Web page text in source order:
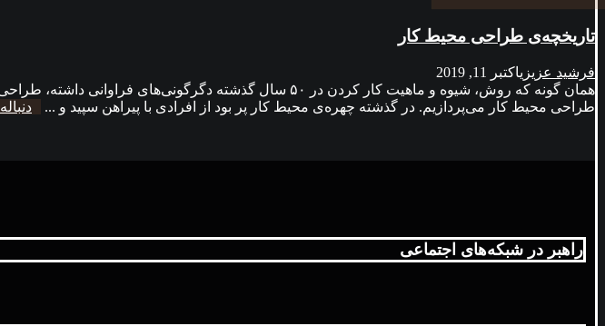
تاریخچه‌ی طراحی محیط کار
فرشید عزیزیاکتبر 11, 2019
همان گونه که روش، شیوه‌ و ماهیت کار کردن در ۵۰ سال گذشته
طراحی محیط کار می‌پردازیم. در گذشته چهره‌ی محیط کار پر بود از افرادی با پیراهن سپید و ...
راهبر در شبکه‌های اجتماعی